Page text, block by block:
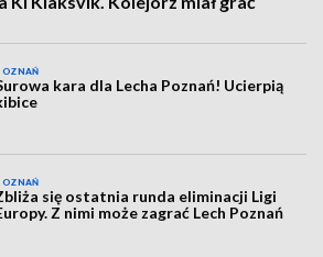
kara dla Lecha Poznań! Ucierpią
się ostatnia runda eliminacji Ligi
Z nimi może zagrać Lech Poznań